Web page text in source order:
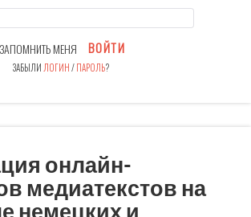
МЕНЯ ВОЙТИ
ЗАБЫЛИ ЛОГИН/ПАРОЛЬ?
онлайн-
медиатекстов на
немецких и